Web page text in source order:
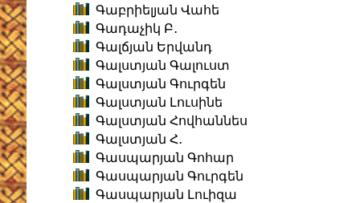
Գաբրիելյան Վահե
Գադաչիկ Բ․
Գալճյան Երվանդ
Գալստյան Գալուստ
Գալստյան Գուրգեն
Գալստյան Լուսինե
Գալստյան Հովհաննես
Գալստյան Հ․
Գասպարյան Գոհար
Գասպարյան Գուրգեն
Գասպարյան Լուիզա